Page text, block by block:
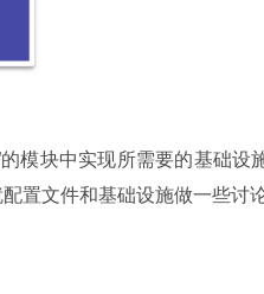
模块中实现所需要的基础
置文件和基础设施做一些讨论